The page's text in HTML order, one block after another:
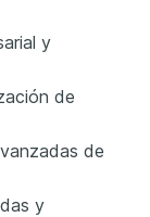
y
de
de
y